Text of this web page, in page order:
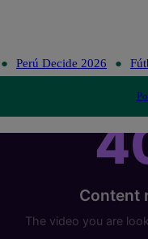
Perú Decide 2026